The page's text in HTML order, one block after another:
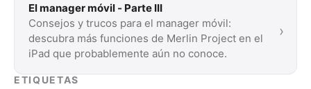
El manager móvil - Parte III
Consejos y trucos para el manager móvil:
descubra más funciones de Merlin Project en el
iPad que probablemente aún no conoce.
›
ETIQUETAS